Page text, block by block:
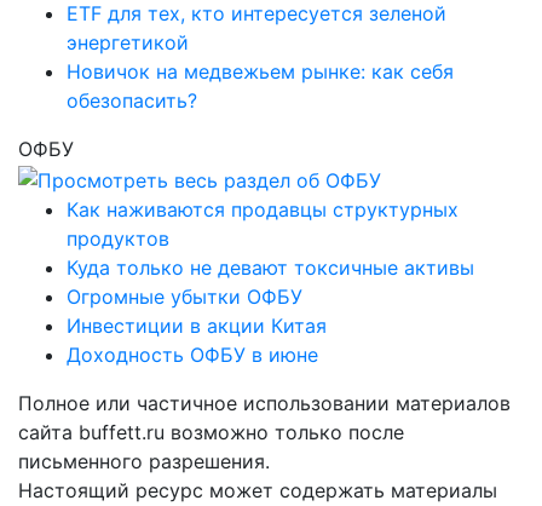
ETF для тех, кто интересуется зеленой
энергетикой
Новичок на медвежьем рынке: как себя
обезопасить?
ОФБУ
Как наживаются продавцы структурных
продуктов
Куда только не девают токсичные активы
Огромные убытки ОФБУ
Инвестиции в акции Китая
Доходность ОФБУ в июне
Полное или частичное использовании материалов
сайта buffett.ru возможно только после
письменного разрешения.
Настоящий ресурс может содержать материалы